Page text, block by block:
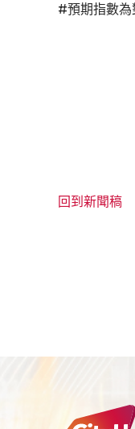
#預期指數為
回到新聞稿